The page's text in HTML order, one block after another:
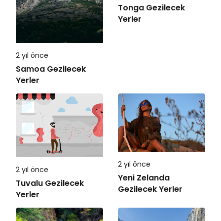
2 yıl önce
Samoa Gezilecek
Yerler
Tonga Gezilecek
Yerler
2 yıl önce
Tuvalu Gezilecek
Yerler
2 yıl önce
Yeni Zelanda
Gezilecek Yerler